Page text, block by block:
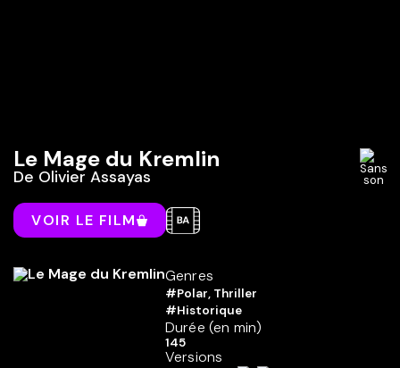
Le Mage du Kremlin
De Olivier Assayas
VOIR LE FILM
Genres
#Polar, Thriller
#Historique
Durée (en min)
145
Versions